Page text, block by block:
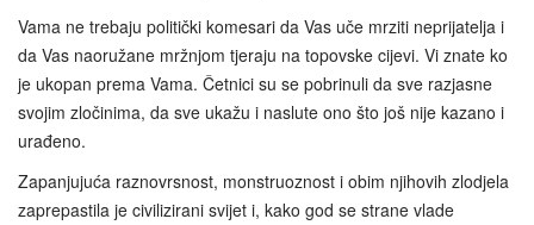
Vama ne trebaju politički komesari da Vas uče mrziti neprijatelja i
da Vas naoružane mržnjom tjeraju na topovske cijevi. Vi znate ko
je ukopan prema Vama. Četnici su se pobrinuli da sve razjasne
svojim zločinima, da sve ukažu i naslute ono što još nije kazano i
urađeno.
Zapanjujuća raznovrsnost, monstruoznost i obim njihovih zlodjela
zaprepastila je civilizirani svijet i, kako god se strane vlade